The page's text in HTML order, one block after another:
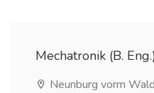
Mechatronik (B.
Neunburg vorm Wald